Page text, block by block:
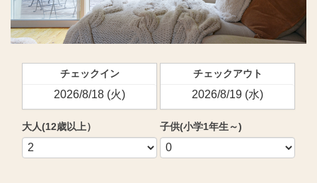
チェックイン チェックアウト
大人(12歳以上） 子供(小学1年生～)